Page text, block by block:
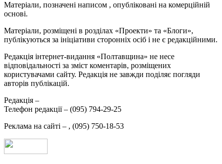
Матеріали, позначені написом , опубліковані на комерційній
основі.
Матеріали, розміщені в розділах «Проекти» та «Блоги»,
публікуються за ініціативи сторонніх осіб і не є редакційними.
Редакція інтернет-видання «Полтавщина» не несе
відповідальності за зміст коментарів, розміщених
користувачами сайту. Редакція не завжди поділяє погляди
авторів публікацій.
Редакція –
Телефон редакції – (095) 794-29-25
Реклама на сайті – , (095) 750-18-53